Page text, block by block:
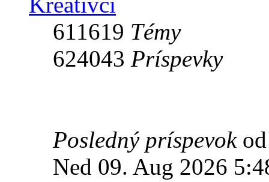
611619 Témy
624043 Príspevky
Posledný príspevok
Ned 09. Aug 2026